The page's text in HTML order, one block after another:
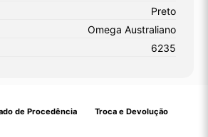
Preto
Omega Australiano
6235
de Procedência Troca e Devolução